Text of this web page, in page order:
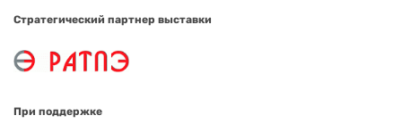
Стратегический партнер выставки
При поддержке